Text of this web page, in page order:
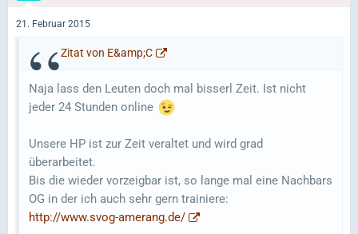
21. Februar 2015
Zitat von E&amp;C
Naja lass den Leuten doch mal bisserl Zeit. Ist nicht
jeder 24 Stunden online
Unsere HP ist zur Zeit veraltet und wird grad
überarbeitet.
Bis die wieder vorzeigbar ist, so lange mal eine Nachbars
OG in der ich auch sehr gern trainiere:
http://www.svog-amerang.de/